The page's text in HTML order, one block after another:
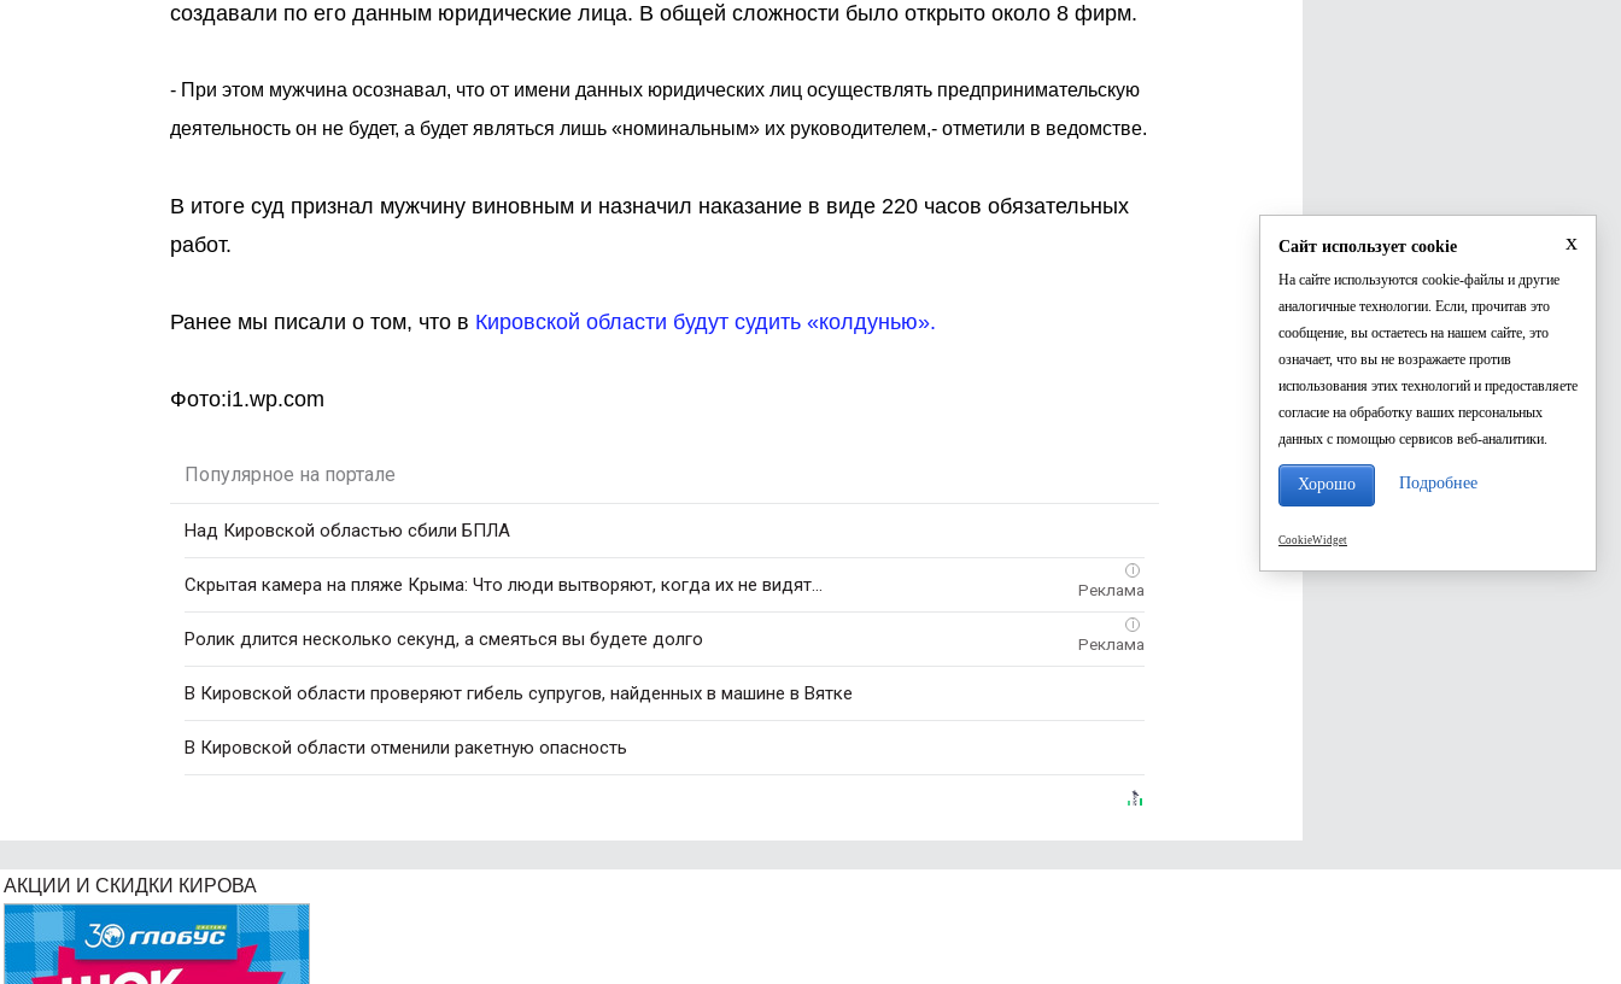
создавали по его данным юридические лица. В общей сложности было открыто около 8 фирм.
- При этом мужчина осознавал, что от имени данных юридических лиц осуществлять предпринимательскую
деятельность он не будет, а будет являться лишь «номинальным» их руководителем,- отметили в ведомстве.
В итоге суд признал мужчину виновным и назначил наказание в виде 220 часов обязательных
работ.
Ранее мы писали о том, что в Кировской области будут судить «колдунью».
Фото:i1.wp.com
Популярное на портале
Над Кировской областью сбили БПЛА
i
Скрытая камера на пляже Крыма: Что люди вытворяют, когда их не видят...
i
Ролик длится несколько секунд, а смеяться вы будете долго
В Кировской области проверяют гибель супругов, найденных в машине в Вятке
В Кировской области отменили ракетную опасность
АКЦИИ И СКИДКИ КИРОВА
x
Сайт использует cookie
На сайте используются cookie-файлы и другие
аналогичные технологии. Если, прочитав это
сообщение, вы остаетесь на нашем сайте, это
означает, что вы не возражаете против
использования этих технологий и предоставляете
согласие на обработку ваших персональных
данных с помощью сервисов веб-аналитики.
Хорошо Подробнее
CookieWidget